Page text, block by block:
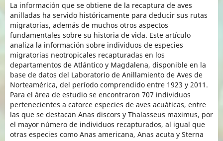
La información que se obtiene de la recaptura de aves
anilladas ha servido históricamente para deducir sus rutas
migratorias, además de muchos otros aspectos
fundamentales sobre su historia de vida. Este artículo
analiza la información sobre individuos de especies
migratorias neotropicales recapturadas en los
departamentos de Atlántico y Magdalena, disponible en la
base de datos del Laboratorio de Anillamiento de Aves de
Norteamérica, del período comprendido entre 1923 y 2011.
Para el área de estudio se encontraron 707 individuos
pertenecientes a catorce especies de aves acuáticas, entre
las que se destacan Anas discors y Thalasseus maximus, por
el mayor número de individuos recapturados, al igual que
otras especies como Anas americana, Anas acuta y Sterna